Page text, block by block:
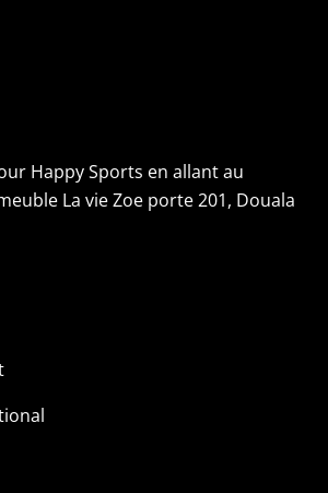
Happy Sports en allant au
La vie Zoe porte 201, Douala